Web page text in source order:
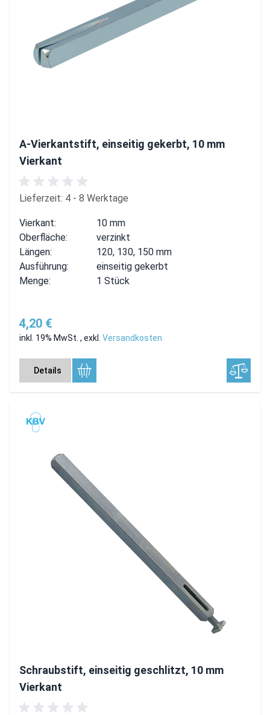
A-Vierkantstift, einseitig gekerbt, 10 mm
Vierkant
Lieferzeit: 4 - 8 Werktage
Vierkant:
10 mm
Oberfläche:
verzinkt
Längen:
120, 130, 150 mm
Ausführung:
einseitig gekerbt
Menge:
1 Stück
4,20 €
inkl. 19% MwSt. , exkl. Versandkosten
Details
Schraubstift, einseitig geschlitzt, 10 mm
Vierkant